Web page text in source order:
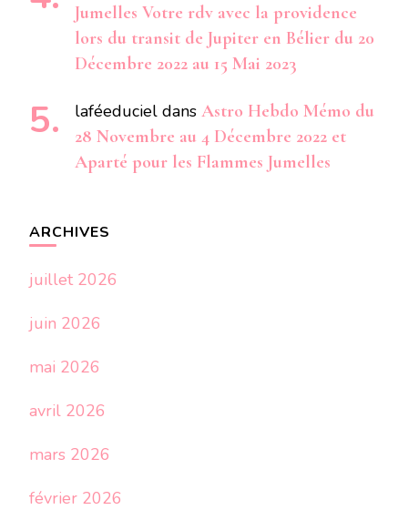
Jumelles Votre rdv avec la providence
lors du transit de Jupiter en Bélier du 20
Décembre 2022 au 15 Mai 2023
laféeduciel dans Astro Hebdo Mémo du
28 Novembre au 4 Décembre 2022 et
Aparté pour les Flammes Jumelles
ARCHIVES
juillet 2026
juin 2026
mai 2026
avril 2026
mars 2026
février 2026